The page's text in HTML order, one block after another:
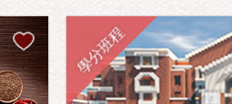
學分班程